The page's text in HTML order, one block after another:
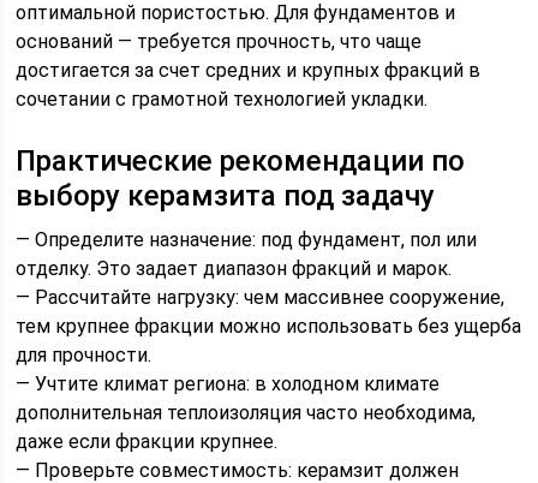
оптимальной пористостью. Для фундаментов и
оснований — требуется прочность, что чаще
достигается за счет средних и крупных фракций в
сочетании с грамотной технологией укладки.
Практические рекомендации по
выбору керамзита под задачу
— Определите назначение: под фундамент, пол или
отделку. Это задает диапазон фракций и марок.
— Рассчитайте нагрузку: чем массивнее сооружение,
тем крупнее фракции можно использовать без ущерба
для прочности.
— Учтите климат региона: в холодном климате
дополнительная теплоизоляция часто необходима,
даже если фракции крупнее.
— Проверьте совместимость: керамзит должен